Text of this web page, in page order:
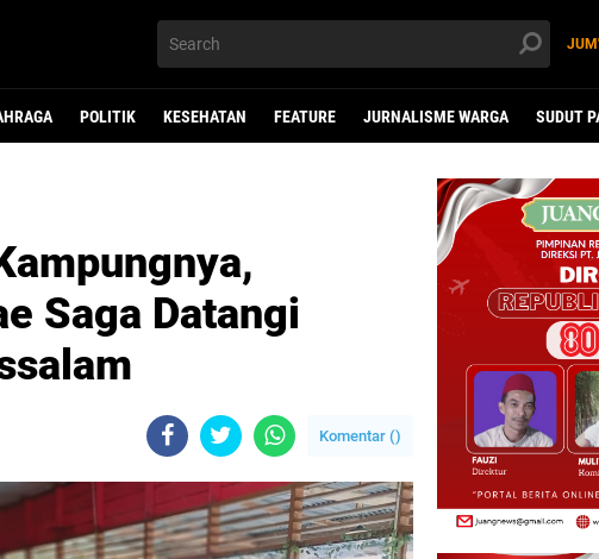
POLITIK KESEHATAN FEATURE JURNALISME WARGA SUDUT
Saga Datangi
Komentar ()